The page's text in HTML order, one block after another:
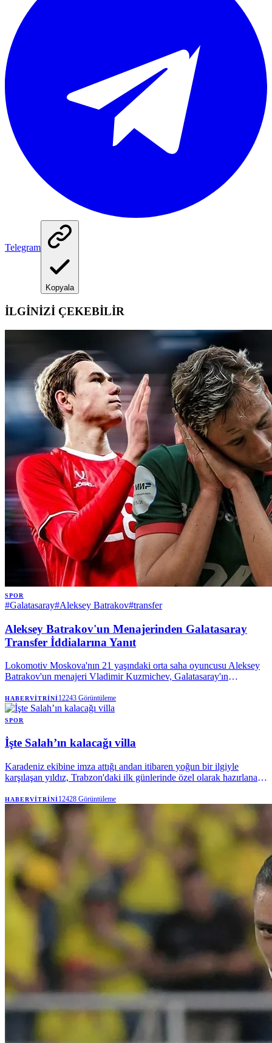
Telegram
Kopyala
İLGİNİZİ ÇEKEBİLİR
SPOR
#Galatasaray#Aleksey Batrakov#transfer
Aleksey Batrakov'un Menajerinden Galatasaray
Transfer İddialarına Yanıt
Lokomotiv Moskova'nın 21 yaşındaki orta saha oyuncusu Aleksey
Batrakov'un menajeri Vladimir Kuzmichev, Galatasaray'ın
teklif olmadığını, sadece bir niyet mektubu gönderildiğini belirterek,
transfer komisyonu iddialarını yalanladı.
HABERVITRINI12243 Görüntüleme
SPOR
İşte Salah’ın kalacağı villa
Karadeniz ekibine imza attığı andan itibaren yoğun bir ilgiyle
karşılaşan yıldız, Trabzon'daki ilk günlerinde özel olarak hazırlanan
ikameti için süreç hızlı ilerledi.
HABERVITRINI12428 Görüntüleme